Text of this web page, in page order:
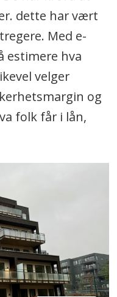
dette har vært
Med e-
estimere hva
velger
og
folk får i lån,